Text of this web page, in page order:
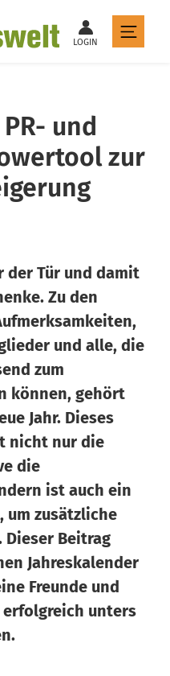
LOGIN
und
zur
der Tür und damit
Zu den
und alle, die
zum
können, gehört
Jahr. Dieses
nicht nur die
die
ist auch ein
um zusätzliche
Dieser Beitrag
Jahreskalender
Freunde und
unters
in Meine
Antworten aus dem
Und falls ich
sich jederzeit an
Ihnen persönlich